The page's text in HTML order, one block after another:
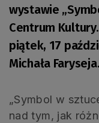
wystawie
Centrum
piątek, 17
Michała Faryseja.
„Symbol w
nad tym, jak